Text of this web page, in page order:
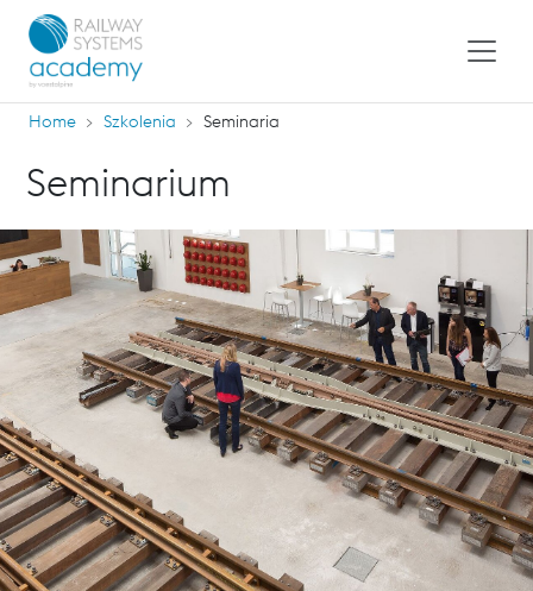
Home Szkolenia Seminaria
Seminarium